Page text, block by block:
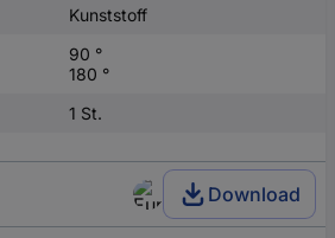
Kunststoff
90 °
180 °
1 St.
Download